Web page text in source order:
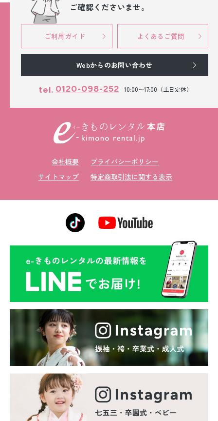
ご確認くださいませ。
ご利用ガイド よくあるご質問
Webからのお問い合わせ
tel. 0120-098-252 10:00〜17:00（土日定休）
会社概要
プライバシーポリシー
サイトマップ
特定商取引法に関する表示